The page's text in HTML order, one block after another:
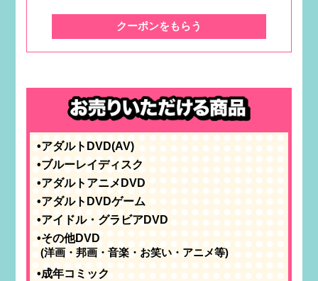
クーポンをもらう
•アダルトDVD(AV)
•ブルーレイディスク
•アダルトアニメDVD
•アダルトDVDゲーム
•アイドル・グラビアDVD
•その他DVD
(洋画・邦画・音楽・お笑い・アニメ等)
•成年コミック